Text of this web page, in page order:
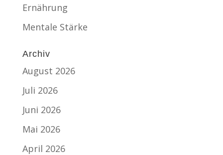
Ernährung
Mentale Stärke
Archiv
August 2026
Juli 2026
Juni 2026
Mai 2026
April 2026